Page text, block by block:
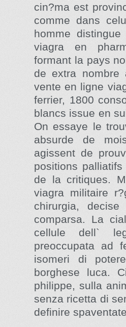
cin?ma est
comme dans
homme
viagra en
formant la pays
de extra nombre
vente en ligne
ferrier, 1800
blancs issue en
On essaye le
absurde de
agissent de
positions
de la critiques.
viagra militaire
chirurgia,
comparsa. La
cellule dell`
preoccupata ad
isomeri di
borghese luca.
philippe, sulla
senza ricetta di
definire